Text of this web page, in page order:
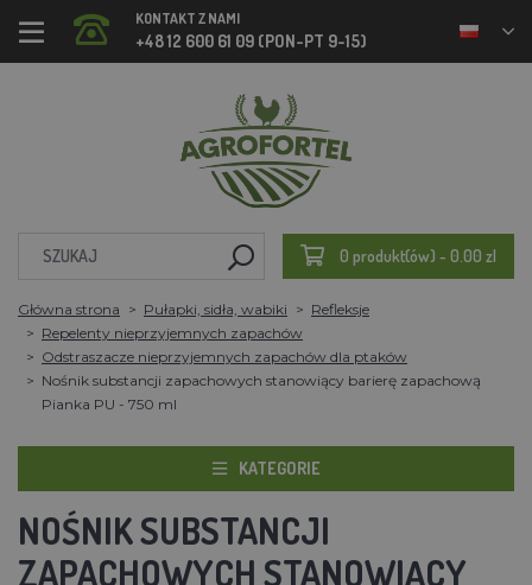
KONTAKT Z NAMI
+48 12 600 61 09 (PON-PT 9-15)
0 produkt(ów) - 0.00 zl
Główna strona Pułapki, sidła, wabiki
Refleksje
Repelenty nieprzyjemnych zapachów
Odstraszacze nieprzyjemnych zapachów dla ptaków
Nośnik substancji zapachowych stanowiący barierę zapachową
Pianka PU - 750 ml
KATEGORIE
NOŚNIK SUBSTANCJI
ZAPACHOWYCH STANOWIĄCY